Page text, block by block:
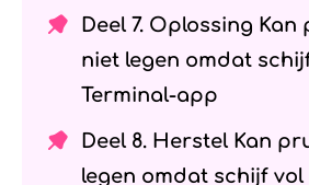
Deel 7. Oplossing
niet legen omdat
Terminal-app
Deel 8. Herstel Kan
legen omdat schijf vol